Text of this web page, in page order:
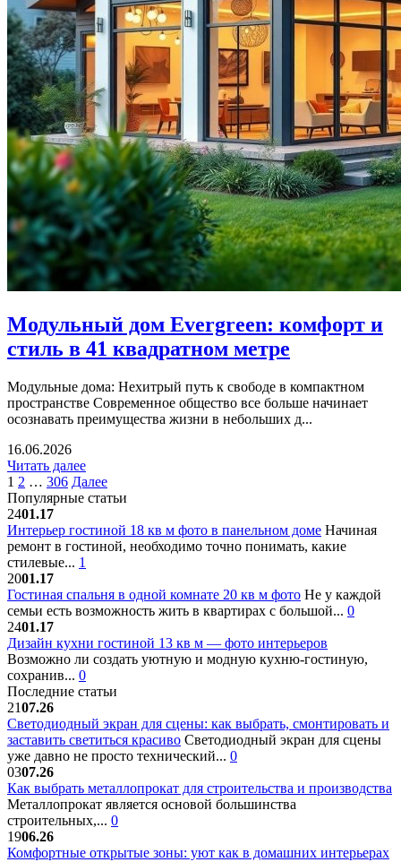
Модульный дом Evergreen: комфорт и
стиль в 41 квадратном метре
Модульные дома: Нехитрый путь к свободе в компактном
пространстве Современное общество все больше начинает
осознавать преимущества жизни в небольших д...
16.06.2026
Читать далее
1 2 … 306 Далее
Популярные статьи
2401.17
Интерьер гостиной 18 кв м фото в панельном доме Начиная
ремонт в гостиной, необходимо точно понимать, какие
стилевые... 1
2001.17
Гостиная спальня в одной комнате 20 кв м фото Не у каждой
семьи есть возможность жить в квартирах с большой... 0
2401.17
Дизайн кухни гостиной 13 кв м — фото интерьеров
Возможно ли создать уютную и модную кухню-гостиную,
сохранив... 0
Последние статьи
2107.26
Светодиодный экран для сцены: как выбрать, смонтировать и
заставить светиться красиво Светодиодный экран для сцены
уже давно не просто технический... 0
0307.26
Как выбрать металлопрокат для строительства и производства
Металлопрокат является основой большинства
строительных,... 0
1906.26
Комфортные открытые зоны: уют как в домашних интерьерах